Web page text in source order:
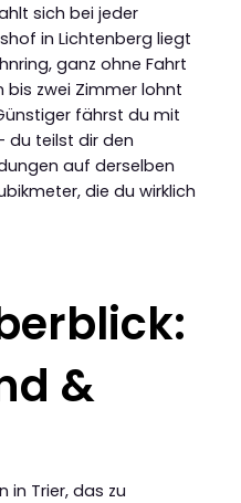
sich bei jeder
in Lichtenberg liegt
ganz ohne Fahrt
bis zwei Zimmer lohnt
fährst du mit
du teilst dir den
auf derselben
die du wirklich
&
in Trier, das zu